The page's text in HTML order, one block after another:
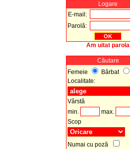
Logare
E-mail:
Parolă:
Am uitat parola
Căutare
Femeie
Bărbat
Localitate:
Vârstă
min.
max.
Scop
Numai cu poză